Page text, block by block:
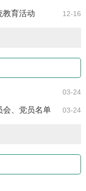
12-16
教育活动
03-24
03-24
会、党员名单